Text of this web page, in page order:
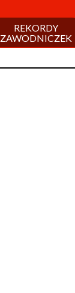
REKORDY
ZAWODNICZEK